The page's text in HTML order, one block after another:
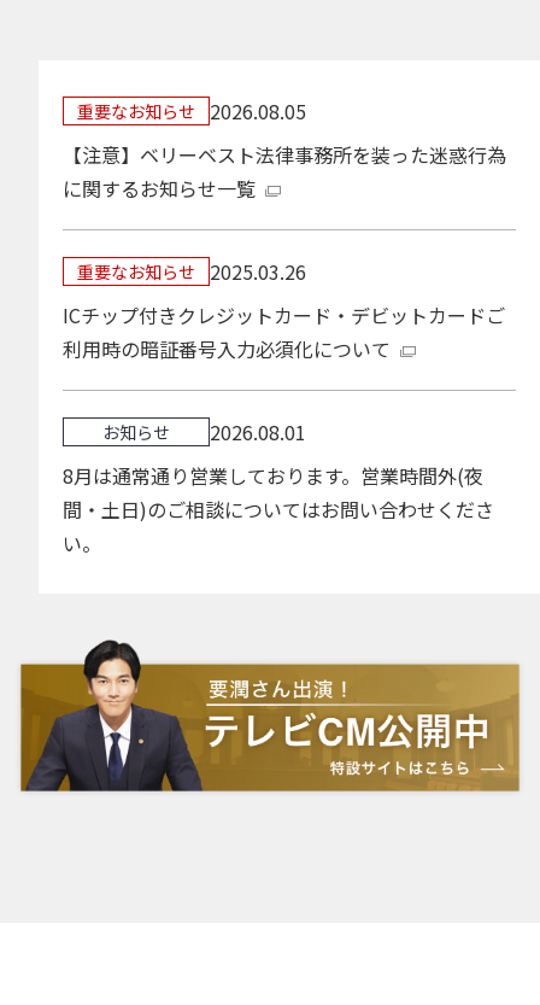
重要なお知らせ
2026.08.05
【注意】ベリーベスト法律事務所を装った迷惑行為
に関するお知らせ一覧
重要なお知らせ
2025.03.26
ICチップ付きクレジットカード・デビットカードご
利用時の暗証番号入力必須化について
お知らせ
2026.08.01
8月は通常通り営業しております。営業時間外(夜
間・土日)のご相談についてはお問い合わせくださ
い。